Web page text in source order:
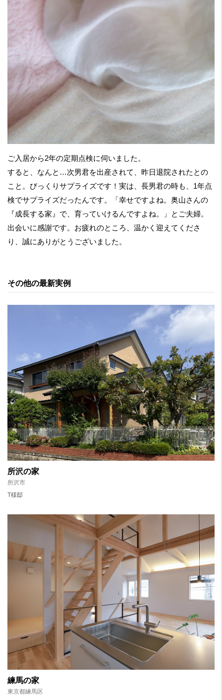
ご入居から2年の定期点検に伺いました。
すると、なんと…次男君を出産されて、昨日退院されたとの
こと。びっくりサプライズです！実は、長男君の時も、1年点
検でサプライズだったんです。「幸せですよね。奥山さんの
『成長する家』で、育っていけるんですよね。」とご夫婦。
出会いに感謝です。お疲れのところ、温かく迎えてくださ
り、誠にありがとうございました。
その他の最新実例
所沢の家
所沢市
T様邸
練馬の家
東京都練馬区